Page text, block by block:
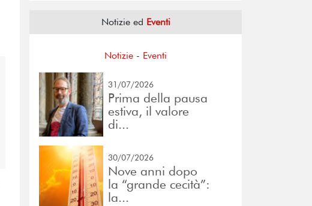
Notizie ed Eventi
Notizie - Eventi
31/07/2026
Prima della pausa
estiva, il valore
di...
30/07/2026
Nove anni dopo
la “grande cecità”:
la...